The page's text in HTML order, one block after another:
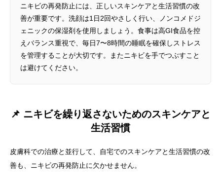
ニキビの再発防止には、正しいスキンケアと生活習慣の改
善が重要です。洗顔は1日2回やさしく行い、ノンコメドジ
ェニックの保湿剤を使用しましょう。食事は高GI食品を控
えバランス重視で、毎日7〜8時間の睡眠を確保しストレス
を管理することが大切です。またニキビを手でつぶすこと
は避けてください。
📌 ニキビを繰り返さないためのスキンケアと
生活習慣
皮膚科での治療と並行して、自宅でのスキンケアと生活習慣の改
善も、ニキビの再発防止に欠かせません。